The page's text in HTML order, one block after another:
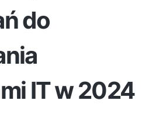
do
IT w 2024